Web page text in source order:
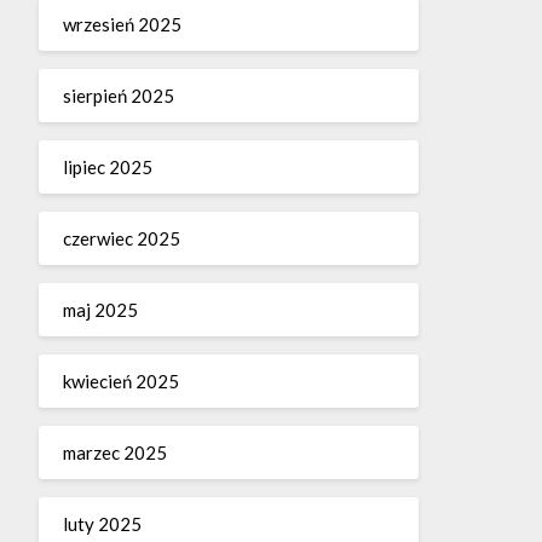
wrzesień 2025
sierpień 2025
lipiec 2025
czerwiec 2025
maj 2025
kwiecień 2025
marzec 2025
luty 2025